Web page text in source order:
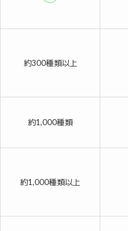
約300種類以上
約1,000種類
約1,000種類以上